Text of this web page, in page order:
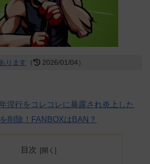
ります （ 2026/01/04）
淫行をコレコレに暴露され炎上した
削除！FANBOXはBAN？
目次